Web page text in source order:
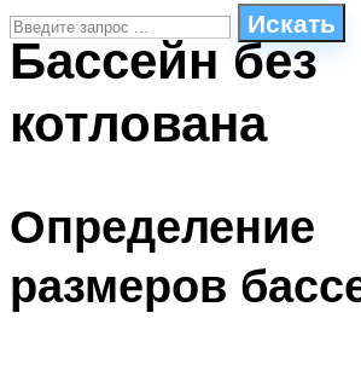
Искать
ПЛАВАНЬЕ ДЛЯ ДЕТЕЙ
ОЧИСТКА БАССЕЙНОВ
Бассейн без
котлована
Определение
размеров